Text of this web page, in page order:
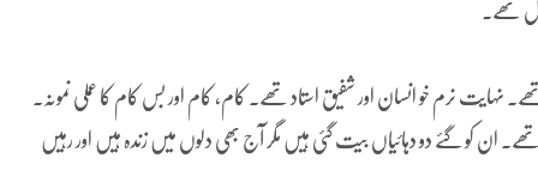
تھے۔
نہایت نرم خو انسان اور شفیق استاد تھے۔ کام، کام اور بس کام کا عملی نمونہ۔
ان کو گئے دو دہائیاں بیت گئی ہیں مگر آج بھی دلوں میں زندہ ہیں اور رہیں